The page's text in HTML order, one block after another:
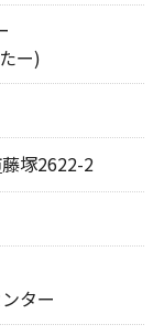
ー)
藤塚2622-2
ター